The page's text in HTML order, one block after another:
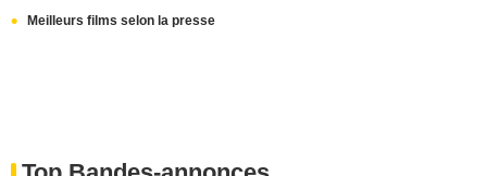
Meilleurs films selon la presse